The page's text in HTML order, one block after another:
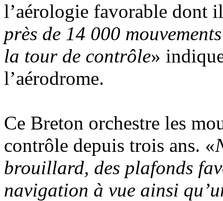
l’aérologie favorable dont
près de 14 000
la tour de contrôle»
l’aérodrome.
Ce Breton orchestre les
contrôle depuis trois ans. «
brouillard, des plafonds
navigation à vue ainsi